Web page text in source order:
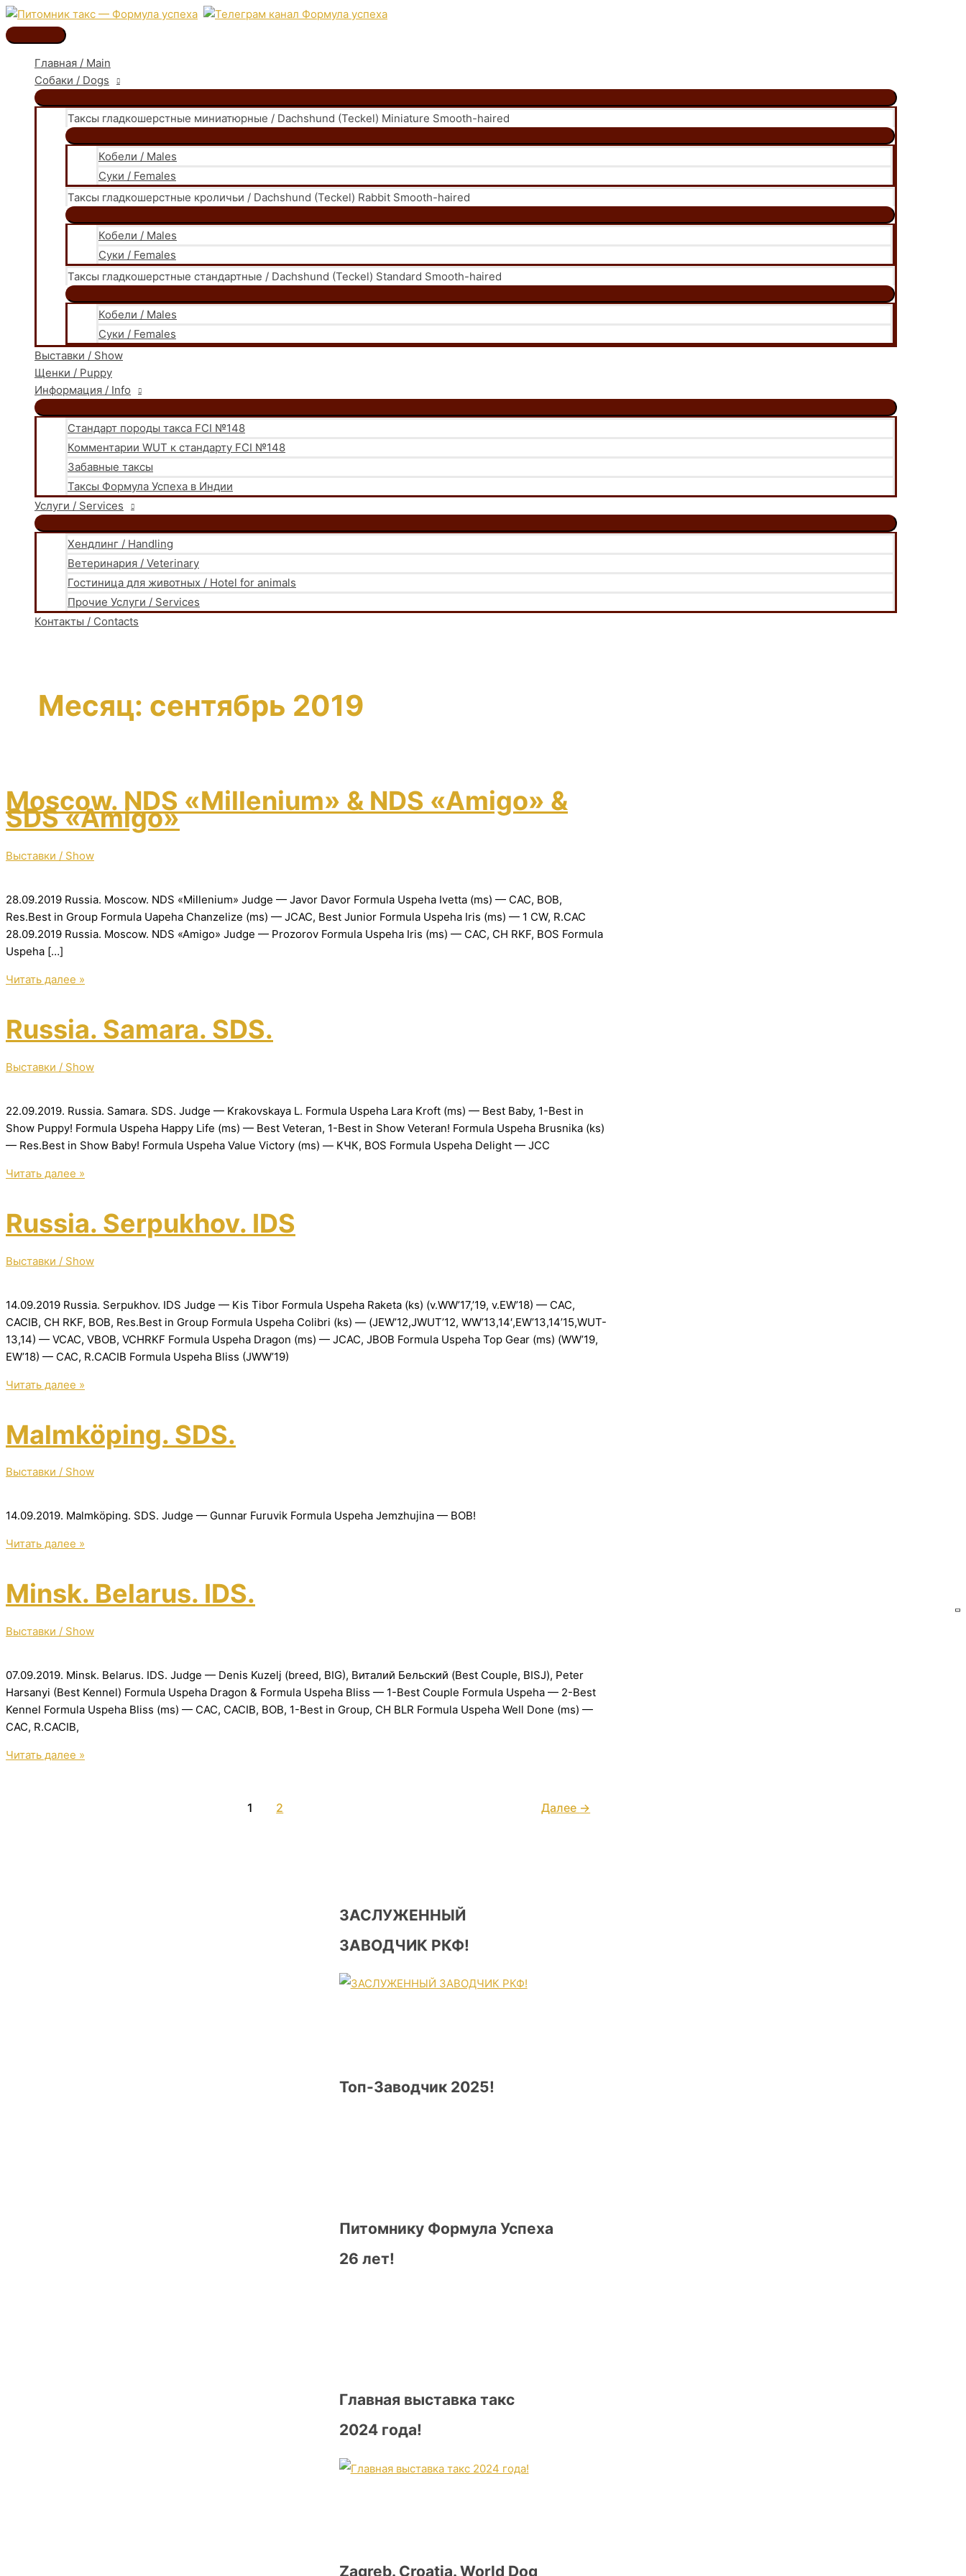
Перейти
к
содержимому
Главное
меню
Главная / Main
Собаки / Dogs
Таксы гладкошерстные миниатюрные / Dachshund (Teckel) Miniature Smooth-haired
Кобели / Males
Суки / Females
Таксы гладкошерстные кроличьи / Dachshund (Teckel) Rabbit Smooth-haired
Кобели / Males
Суки / Females
Таксы гладкошерстные стандартные / Dachshund (Teckel) Standard Smooth-haired
Кобели / Males
Суки / Females
Выставки / Show
Щенки / Puppy
Информация / Info
Стандарт породы такса FCI №148
Комментарии WUT к стандарту FCI №148
Забавные таксы
Таксы Формула Успеха в Индии
Услуги / Services
Хендлинг / Handling
Ветеринария / Veterinary
Гостиница для животных / Hotel for animals
Прочие Услуги / Services
Контакты / Contacts
Месяц: сентябрь 2019
Moscow. NDS «Millenium» & NDS «Amigo» &
SDS «Amigo»
Выставки / Show
28.09.2019 Russia. Moscow. NDS «Millenium» Judge — Javor Davor Formula Uspeha Ivetta (ms) — CAC, BOB,
Res.Best in Group Formula Uapeha Chanzelize (ms) — JCAC, Best Junior Formula Uspeha Iris (ms) — 1 CW, R.CAC
28.09.2019 Russia. Moscow. NDS «Amigo» Judge — Prozorov Formula Uspeha Iris (ms) — CAC, CH RKF, BOS Formula
Uspeha […]
Moscow.
&
«Amigo»
«Amigo»
Читать далее »
Russia. Samara. SDS.
Выставки / Show
22.09.2019. Russia. Samara. SDS. Judge — Krakovskaya L. Formula Uspeha Lara Kroft (ms) — Best Baby, 1-Best in
Show Puppy! Formula Uspeha Happy Life (ms) — Best Veteran, 1-Best in Show Veteran! Formula Uspeha Brusnika (ks)
— Res.Best in Show Baby! Formula Uspeha Value Victory (ms) — КЧК, BOS Formula Uspeha Delight — JCC
Russia.
Читать далее »
Russia. Serpukhov. IDS
Выставки / Show
14.09.2019 Russia. Serpukhov. IDS Judge — Kis Tibor Formula Uspeha Raketa (ks) (v.WW’17,’19, v.EW’18) — CAC,
CACIB, CH RKF, BOB, Res.Best in Group Formula Uspeha Colibri (ks) — (JEW’12,JWUT’12, WW’13,14′,EW’13,14’15,WUT-
13,14) — VCAC, VBOB, VCHRKF Formula Uspeha Dragon (ms) — JCAC, JBOB Formula Uspeha Top Gear (ms) (WW’19,
EW’18) — CAC, R.CACIB Formula Uspeha Bliss (JWW’19)
Russia.
Читать далее »
Malmköping. SDS.
Выставки / Show
14.09.2019. Malmköping. SDS. Judge — Gunnar Furuvik Formula Uspeha Jemzhujina — BOB!
Malmköping.
Читать далее »
Minsk. Belarus. IDS.
Выставки / Show
07.09.2019. Minsk. Belarus. IDS. Judge — Denis Kuzelj (breed, BIG), Виталий Бельский (Best Couple, BISJ), Peter
Harsanyi (Best Kennel) Formula Uspeha Dragon & Formula Uspeha Bliss — 1-Best Couple Formula Uspeha — 2-Best
Kennel Formula Uspeha Bliss (ms) — CAC, CACIB, BOB, 1-Best in Group, CH BLR Formula Uspeha Well Done (ms) —
CAC, R.CACIB,
Minsk.
Читать далее »
1 2 Далее →
ЗАСЛУЖЕННЫЙ
ЗАВОДЧИК РКФ!
Топ-Заводчик 2025!
Питомнику Формула Успеха
26 лет!
Главная выставка такс
2024 года!
Zagreb. Croatia. World Dog